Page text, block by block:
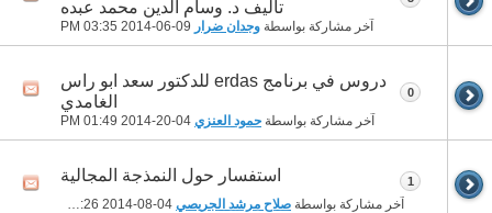
تأليف د. وسام الدين محمد عبده
آخر مشاركة بواسطة وجدان ضرار 03:35 PM
دروس في برنامج erdas للدكتور سعد ابو راس
الغامدي
آخر مشاركة بواسطة حمود العنزي 01:49 PM
0
استفسار حول النمذجة المجالية
آخر مشاركة بواسطة صلاح مرشد الجريصي 10:26 PM
1